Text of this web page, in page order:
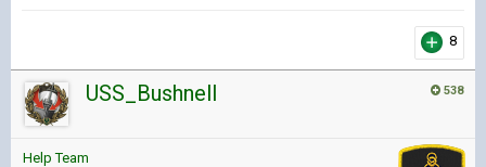
8
538
USS_Bushnell
Help Team